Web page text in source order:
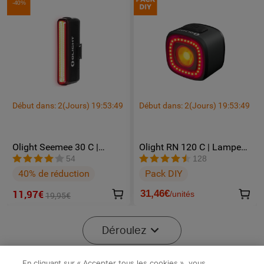
Contenu du Colis
guidon  1* Montage
GOPRO  4* Bracelet en
silicone  1* Câble de
charge USB-C  1* Clé de
3 mm  1* Manuel
d'utilisation
-40%
Début dans:2(Jours) 19:53:46
Olight Seemee 30 C |
Lampe Arrière Vélo
Rechargeable
54
40% de réduction
11,97€19,95€
Début dans:2(Jours) 19:53:46
Olight RN 120 C | Lampe
Arrière Vélo Intelligente
120 Lumens
128
Pack DIY
31,46€/unités
Déroulez